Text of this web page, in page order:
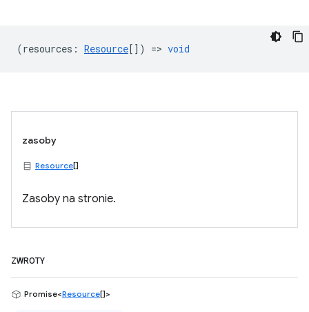
(resources : Resource[]) => void
zasoby
Resource[]
Zasoby na stronie.
ZWROTY
Promise<Resource[]>